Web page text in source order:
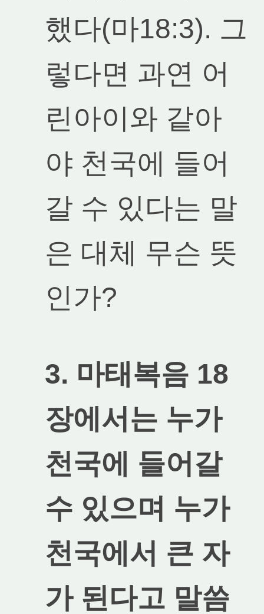
했다(마18:3). 그
렇다면 과연 어
린아이와 같아
야 천국에 들어
갈 수 있다는 말
은 대체 무슨 뜻
인가?
3. 마태복음 18
장에서는 누가
천국에 들어갈
수 있으며 누가
천국에서 큰 자
가 된다고 말씀